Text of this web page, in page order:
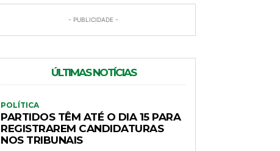
- PUBLICIDADE -
ÚLTIMAS NOTÍCIAS
POLÍTICA
PARTIDOS TÊM ATÉ O DIA 15 PARA
REGISTRAREM CANDIDATURAS
NOS TRIBUNAIS